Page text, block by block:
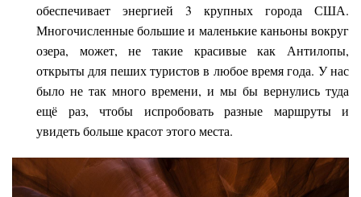
обеспечивает энергией 3 крупных города США.
Многочисленные большие и маленькие каньоны вокруг
озера, может, не такие красивые как Антилопы,
открыты для пеших туристов в любое время года. У нас
было не так много времени, и мы бы вернулись туда
ещё раз, чтобы испробовать разные маршруты и
увидеть больше красот этого места.